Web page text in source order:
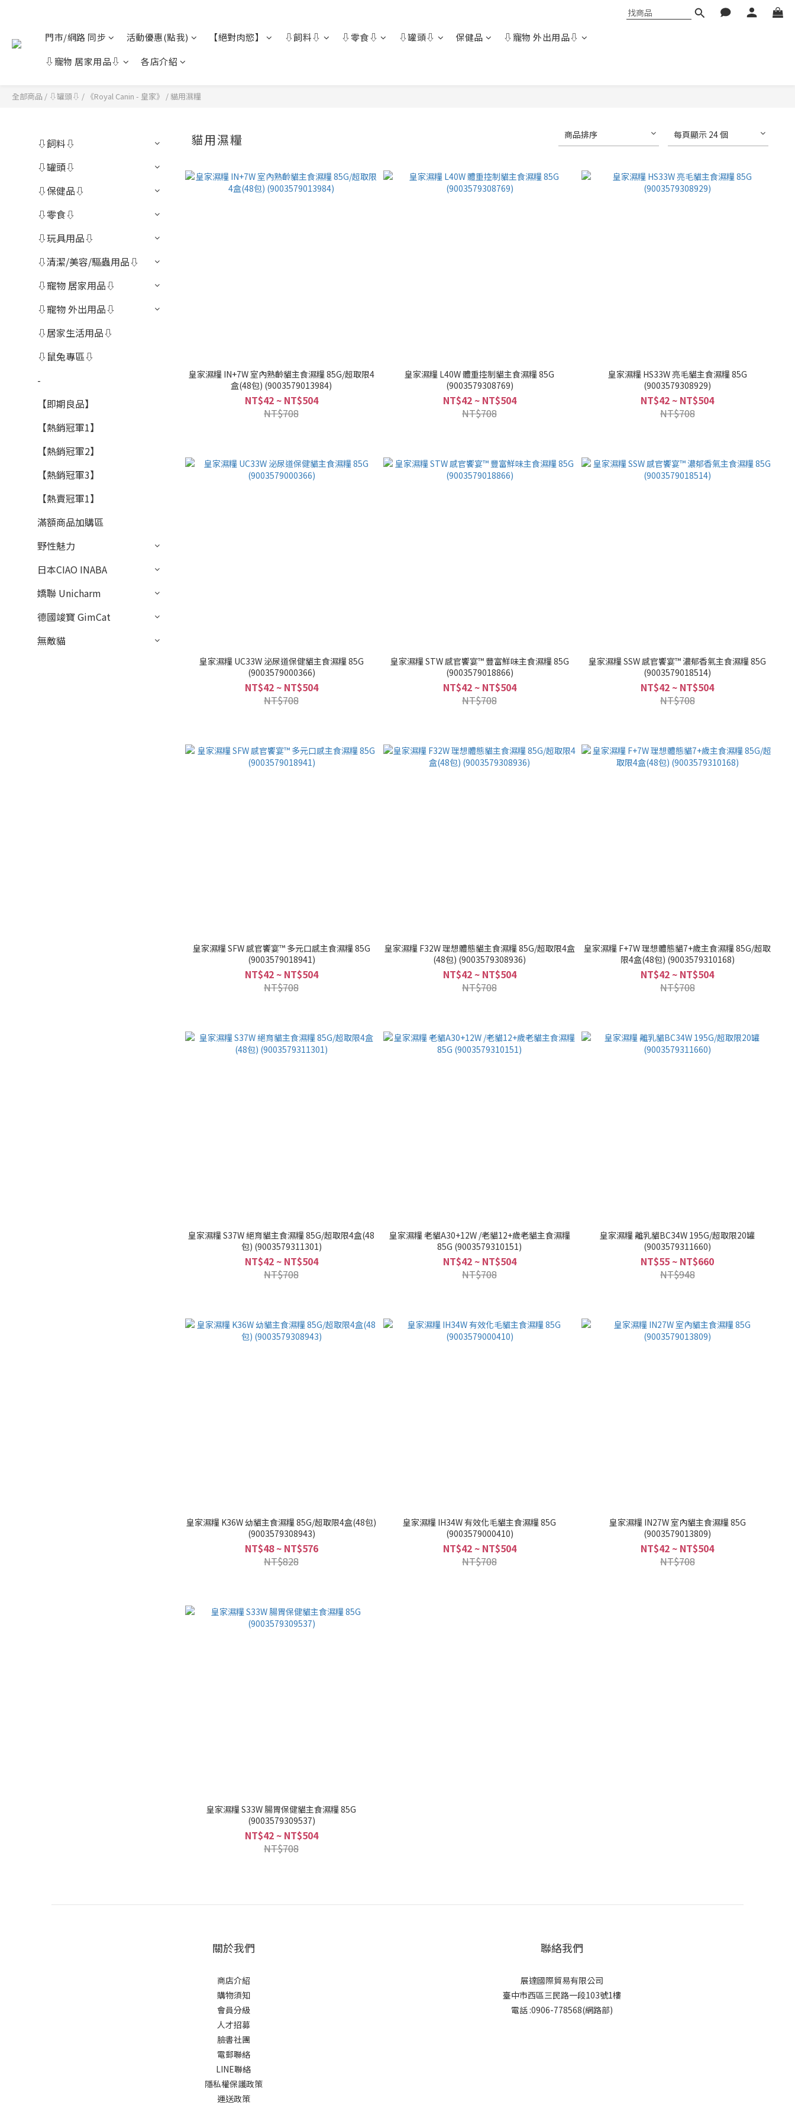
門市/網路 同步 活動優惠(點我) 【絕對肉慾】 ⇩飼料⇩ ⇩零食⇩ ⇩罐頭⇩ 保健品
⇩寵物 外出用品⇩
⇩寵物 居家用品⇩
各店介紹
全部商品 / ⇩罐頭⇩ / 《Royal Canin - 皇家》 /貓用濕糧
⇩飼料⇩
⇩罐頭⇩
⇩保健品⇩
⇩零食⇩
⇩玩具用品⇩
⇩清潔/美容/驅蟲用品⇩
⇩寵物 居家用品⇩
⇩寵物 外出用品⇩
⇩居家生活用品⇩
⇩鼠兔專區⇩
-
【即期良品】
【熱銷冠軍1】
【熱銷冠軍2】
【熱銷冠軍3】
【熱賣冠軍1】
滿額商品加購區
野性魅力
日本CIAO INABA
嬌聯 Unicharm
德國竣寶 GimCat
無敵貓
貓用濕糧 商品排序 每頁顯示 24 個
皇家濕糧 IN+7W 室內熟齡貓主食濕糧 85G/超取限4
盒(48包) (9003579013984)
NT$42 ~ NT$504
NT$708
皇家濕糧 L40W 體重控制貓主食濕糧 85G
(9003579308769)
NT$42 ~ NT$504
NT$708
皇家濕糧 HS33W 亮毛貓主食濕糧 85G
(9003579308929)
NT$42 ~ NT$504
NT$708
皇家濕糧 UC33W 泌尿道保健貓主食濕糧 85G
(9003579000366)
NT$42 ~ NT$504
NT$708
皇家濕糧 STW 感官饗宴™ 豐富鮮味主食濕糧 85G
(9003579018866)
NT$42 ~ NT$504
NT$708
皇家濕糧 SSW 感官饗宴™ 濃郁香氣主食濕糧 85G
(9003579018514)
NT$42 ~ NT$504
NT$708
皇家濕糧 SFW 感官饗宴™ 多元口感主食濕糧 85G
(9003579018941)
NT$42 ~ NT$504
NT$708
皇家濕糧 F32W 理想體態貓主食濕糧 85G/超取限4盒
(48包) (9003579308936)
NT$42 ~ NT$504
NT$708
皇家濕糧 F+7W 理想體態貓7+歲主食濕糧 85G/超取
限4盒(48包) (9003579310168)
NT$42 ~ NT$504
NT$708
皇家濕糧 S37W 絕育貓主食濕糧 85G/超取限4盒(48
包) (9003579311301)
NT$42 ~ NT$504
NT$708
皇家濕糧 老貓A30+12W /老貓12+歲老貓主食濕糧
85G (9003579310151)
NT$42 ~ NT$504
NT$708
皇家濕糧 離乳貓BC34W 195G/超取限20罐
(9003579311660)
NT$55 ~ NT$660
NT$948
皇家濕糧 K36W 幼貓主食濕糧 85G/超取限4盒(48包)
(9003579308943)
NT$48 ~ NT$576
NT$828
皇家濕糧 IH34W 有效化毛貓主食濕糧 85G
(9003579000410)
NT$42 ~ NT$504
NT$708
皇家濕糧 IN27W 室內貓主食濕糧 85G
(9003579013809)
NT$42 ~ NT$504
NT$708
皇家濕糧 S33W 腸胃保健貓主食濕糧 85G
(9003579309537)
NT$42 ~ NT$504
NT$708
關於我們
商店介紹
購物須知
會員分級
人才招募
臉書社團
電郵聯絡
LINE聯絡
隱私權保護政策
運送政策
聯絡我們
展達國際貿易有限公司
臺中市西區三民路一段103號1樓
電話 :0906-778568(網路部)